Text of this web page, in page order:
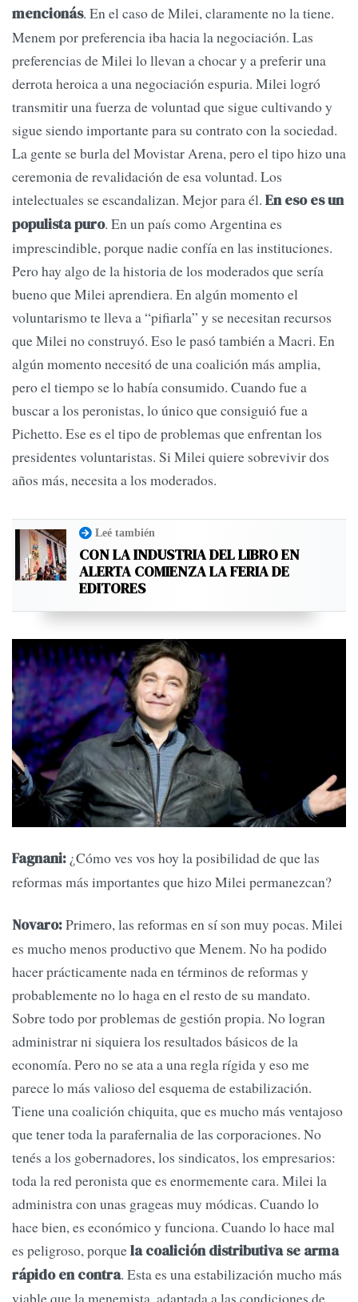
mencionás. En el caso de Milei, claramente no la tiene.
Menem por preferencia iba hacia la negociación. Las
preferencias de Milei lo llevan a chocar y a preferir una
derrota heroica a una negociación espuria. Milei logró
transmitir una fuerza de voluntad que sigue cultivando y
sigue siendo importante para su contrato con la sociedad.
La gente se burla del Movistar Arena, pero el tipo hizo una
ceremonia de revalidación de esa voluntad. Los
intelectuales se escandalizan. Mejor para él. En eso es un
populista puro. En un país como Argentina es
imprescindible, porque nadie confía en las instituciones.
Pero hay algo de la historia de los moderados que sería
bueno que Milei aprendiera. En algún momento el
voluntarismo te lleva a “pifiarla” y se necesitan recursos
que Milei no construyó. Eso le pasó también a Macri. En
algún momento necesitó de una coalición más amplia,
pero el tiempo se lo había consumido. Cuando fue a
buscar a los peronistas, lo único que consiguió fue a
Pichetto. Ese es el tipo de problemas que enfrentan los
presidentes voluntaristas. Si Milei quiere sobrevivir dos
años más, necesita a los moderados.
Leé también
CON LA INDUSTRIA DEL LIBRO EN
ALERTA COMIENZA LA FERIA DE
EDITORES
Fagnani: ¿Cómo ves vos hoy la posibilidad de que las
reformas más importantes que hizo Milei permanezcan?
Novaro:Primero, las reformas en sí son muy pocas. Milei
es mucho menos productivo que Menem. No ha podido
hacer prácticamente nada en términos de reformas y
probablemente no lo haga en el resto de su mandato.
Sobre todo por problemas de gestión propia. No logran
administrar ni siquiera los resultados básicos de la
economía. Pero no se ata a una regla rígida y eso me
parece lo más valioso del esquema de estabilización.
Tiene una coalición chiquita, que es mucho más ventajoso
que tener toda la parafernalia de las corporaciones. No
tenés a los gobernadores, los sindicatos, los empresarios:
toda la red peronista que es enormemente cara. Milei la
administra con unas grageas muy módicas. Cuando lo
hace bien, es económico y funciona. Cuando lo hace mal
es peligroso, porquela coalición distributiva se arma
rápido en contra. Esta es una estabilización mucho más